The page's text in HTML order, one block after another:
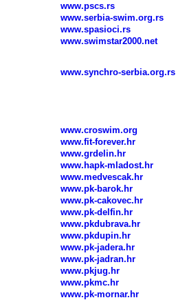
www.pscs.rs
www.serbia-swim.org.rs
www.spasioci.rs
www.swimstar2000.net
www.synchro-serbia.org.rs
www.croswim.org
www.fit-forever.hr
www.grdelin.hr
www.hapk-mladost.hr
www.medvescak.hr
www.pk-barok.hr
www.pk-cakovec.hr
www.pk-delfin.hr
www.pkdubrava.hr
www.pkdupin.hr
www.pk-jadera.hr
www.pk-jadran.hr
www.pkjug.hr
www.pkmc.hr
www.pk-mornar.hr